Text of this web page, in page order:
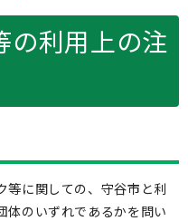
の利用上の注
等に関しての、守谷市と利
体のいずれであるかを問い